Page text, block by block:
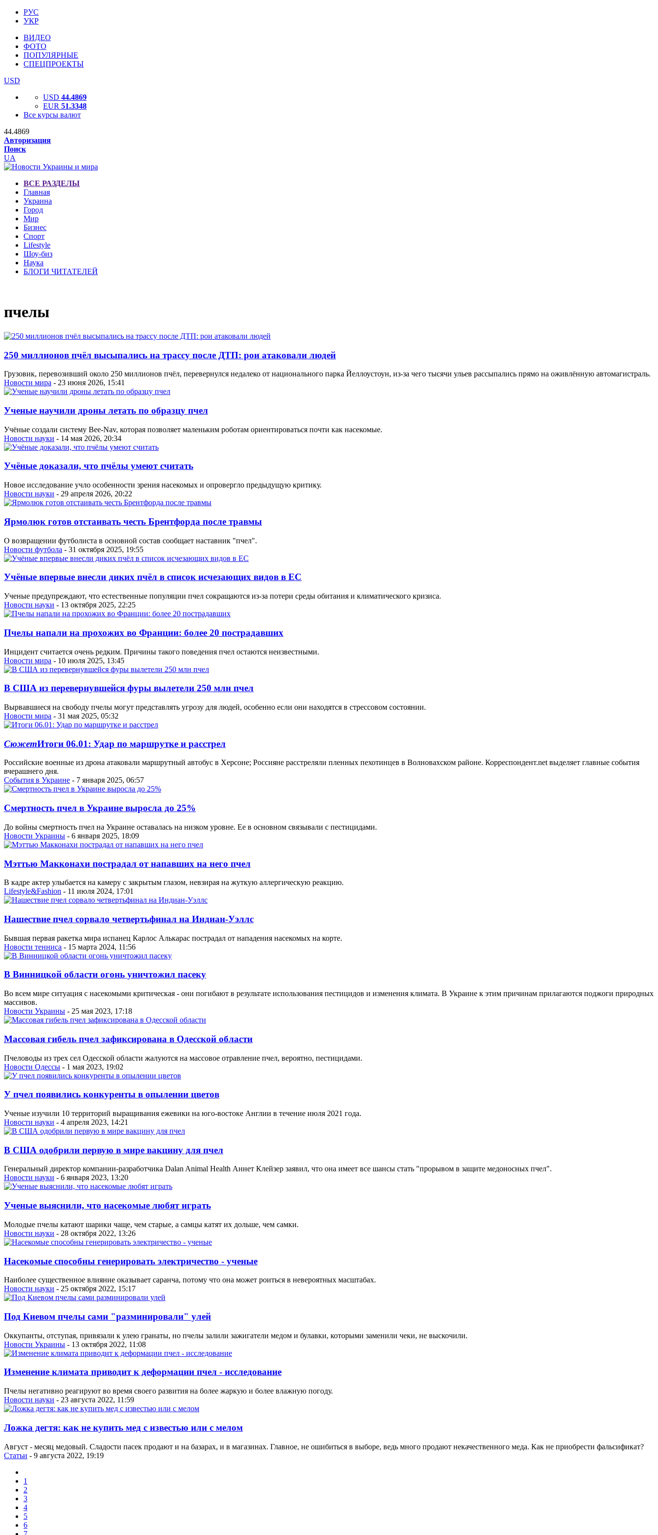
РУС
УКР
ВИДЕО
ФОТО
ПОПУЛЯРНЫЕ
СПЕЦПРОЕКТЫ
USD
USD 44.4869
EUR 51.3348
Все курсы валют
44.4869
Авторизация
Поиск
UA
ВСЕ РАЗДЕЛЫ
Главная
Украина
Город
Мир
Бизнес
Спорт
Lifestyle
Шоу-биз
Наука
БЛОГИ ЧИТАТЕЛЕЙ
пчелы
250 миллионов пчёл высыпались на трассу после ДТП: рои атаковали людей
Грузовик, перевозивший около 250 миллионов пчёл, перевернулся недалеко от национального парка Йеллоустоун, из-за чего тысячи ульев рассыпались прямо на оживлённую автомагистраль.
Новости мира - 23 июня 2026, 15:41
Ученые научили дроны летать по образцу пчел
Учёные создали систему Bee-Nav, которая позволяет маленьким роботам ориентироваться почти как насекомые.
Новости науки - 14 мая 2026, 20:34
Учёные доказали, что пчёлы умеют считать
Новое исследование учло особенности зрения насекомых и опровергло предыдущую критику.
Новости науки - 29 апреля 2026, 20:22
Ярмолюк готов отстаивать честь Брентфорда после травмы
О возвращении футболиста в основной состав сообщает наставник "пчел".
Новости футбола - 31 октября 2025, 19:55
Учёные впервые внесли диких пчёл в список исчезающих видов в ЕС
Ученые предупреждают, что естественные популяции пчел сокращаются из-за потери среды обитания и климатического кризиса.
Новости науки - 13 октября 2025, 22:25
Пчелы напали на прохожих во Франции: более 20 пострадавших
Инцидент считается очень редким. Причины такого поведения пчел остаются неизвестными.
Новости мира - 10 июля 2025, 13:45
В США из перевернувшейся фуры вылетели 250 млн пчел
Вырвавшиеся на свободу пчелы могут представлять угрозу для людей, особенно если они находятся в стрессовом состоянии.
Новости мира - 31 мая 2025, 05:32
СюжетИтоги 06.01: Удар по маршрутке и расстрел
Российские военные из дрона атаковали маршрутный автобус в Херсоне; Россияне расстреляли пленных пехотинцев в Волновахском районе. Корреспондент.net выделяет главные события
вчерашнего дня.
События в Украине - 7 января 2025, 06:57
Смертность пчел в Украине выросла до 25%
До войны смертность пчел на Украине оставалась на низком уровне. Ее в основном связывали с пестицидами.
Новости Украины - 6 января 2025, 18:09
Мэттью Макконахи пострадал от напавших на него пчел
В кадре актер улыбается на камеру с закрытым глазом, невзирая на жуткую аллергическую реакцию.
Lifestyle&Fashion - 11 июля 2024, 17:01
Нашествие пчел сорвало четвертьфинал на Индиан-Уэллс
Бывшая первая ракетка мира испанец Карлос Алькарас пострадал от нападения насекомых на корте.
Новости тенниса - 15 марта 2024, 11:56
В Винницкой области огонь уничтожил пасеку
Во всем мире ситуация с насекомыми критическая - они погибают в результате использования пестицидов и изменения климата. В Украине к этим причинам прилагаются поджоги природных
массивов.
Новости Украины - 25 мая 2023, 17:18
Массовая гибель пчел зафиксирована в Одесской области
Пчеловоды из трех сел Одесской области жалуются на массовое отравление пчел, вероятно, пестицидами.
Новости Одессы - 1 мая 2023, 19:02
У пчел появились конкуренты в опылении цветов
Ученые изучили 10 территорий выращивания ежевики на юго-востоке Англии в течение июля 2021 года.
Новости науки - 4 апреля 2023, 14:21
В США одобрили первую в мире вакцину для пчел
Генеральный директор компании-разработчика Dalan Animal Health Аннет Клейзер заявил, что она имеет все шансы стать "прорывом в защите медоносных пчел".
Новости науки - 6 января 2023, 13:20
Ученые выяснили, что насекомые любят играть
Молодые пчелы катают шарики чаще, чем старые, а самцы катят их дольше, чем самки.
Новости науки - 28 октября 2022, 13:26
Насекомые способны генерировать электричество - ученые
Наиболее существенное влияние оказывает саранча, потому что она может роиться в невероятных масштабах.
Новости науки - 25 октября 2022, 15:17
Под Киевом пчелы сами "разминировали" улей
Оккупанты, отступая, привязали к улею гранаты, но пчелы залили зажигатели медом и булавки, которыми заменили чеки, не выскочили.
Новости Украины - 13 октября 2022, 11:08
Изменение климата приводит к деформации пчел - исследование
Пчелы негативно реагируют во время своего развития на более жаркую и более влажную погоду.
Новости науки - 23 августа 2022, 11:59
Ложка дегтя: как не купить мед с известью или с мелом
Август - месяц медовый. Сладости пасек продают и на базарах, и в магазинах. Главное, не ошибиться в выборе, ведь много продают некачественного меда. Как не приобрести фальсификат?
Статьи - 9 августа 2022, 19:19
1
2
3
4
5
6